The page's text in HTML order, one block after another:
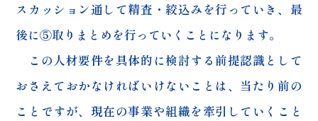
スカッション通して精査・絞込みを行っていき、最
後に⑤取りまとめを行っていくことになります。
この人材要件を具体的に検討する前提認識として
おさえておかなければいけないことは、当たり前の
ことですが、現在の事業や組織を牽引していくこと